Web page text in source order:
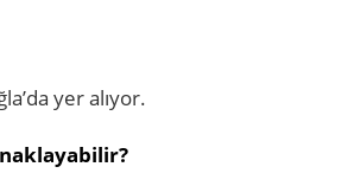
yer alıyor.